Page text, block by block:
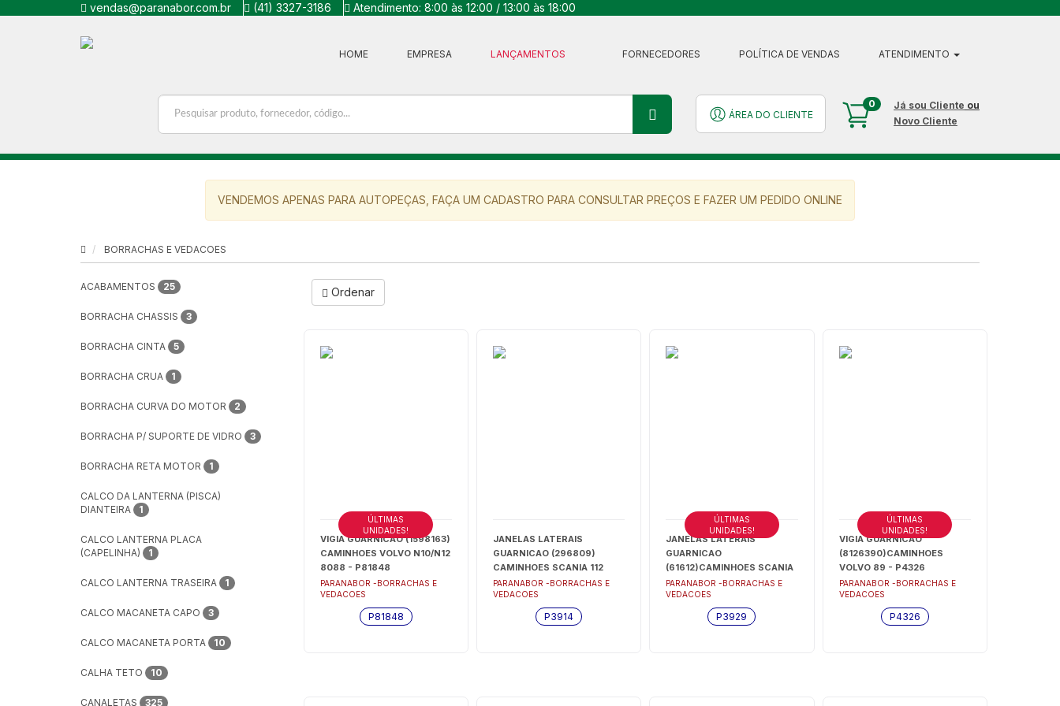
vendas@paranabor.com.br (41) 3327-3186 Atendimento: 8:00 às 12:00 / 13:00 às 18:00
HOME EMPRESA LANÇAMENTOS FORNECEDORES POLÍTICA DE VENDAS ATENDIMENTO
ÁREA DO CLIENTE
0 Já sou Cliente ou
Novo Cliente
VENDEMOS APENAS PARA AUTOPEÇAS, FAÇA UM CADASTRO PARA CONSULTAR PREÇOS E FAZER UM PEDIDO ONLINE
BORRACHAS E VEDACOES
ACABAMENTOS 25
BORRACHA CHASSIS 3
BORRACHA CINTA 5
BORRACHA CRUA 1
BORRACHA CURVA DO MOTOR 2
BORRACHA P/ SUPORTE DE VIDRO 3
BORRACHA RETA MOTOR 1
CALCO DA LANTERNA (PISCA)
DIANTEIRA
1
CALCO LANTERNA PLACA
(CAPELINHA)
1
CALCO LANTERNA TRASEIRA 1
CALCO MACANETA CAPO 3
CALCO MACANETA PORTA 10
CALHA TETO 10
CANALETAS 325
Ordenar
VIGIA GUARNICAO (1598163)
CAMINHOES VOLVO N10/N12
8088 - P81848
PARANABOR -BORRACHAS E
VEDACOES
ÚLTIMAS
UNIDADES!
P81848
JANELAS LATERAIS
GUARNICAO (296809)
CAMINHOES SCANIA 112
LEITO - P3914
PARANABOR -BORRACHAS E
VEDACOES
P3914
JANELAS LATERAIS
GUARNICAO
(61612)CAMINHOES SCANIA
110/111/142 FIXA CANTO
CURVO MAIOR S/BAGUETE (
PERFIL GRANDE 73>81) -
PARANABOR -BORRACHAS E
VEDACOES
ÚLTIMAS
UNIDADES!
P3929
VIGIA GUARNICAO
(8126390)CAMINHOES
VOLVO 89 - P4326
PARANABOR -BORRACHAS E
VEDACOES
ÚLTIMAS
UNIDADES!
P4326